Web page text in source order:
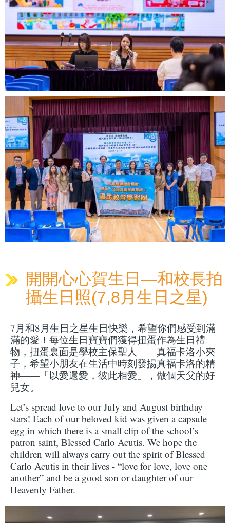
開開心心賀生日—和校長拍
攝生日照(7,8月生日之星)
7月和8月生日之星生日快樂，希望你們感受到滿
滿的愛！每位生日寶寶們獲得扭蛋作為生日禮
物，扭蛋裏面是學校主保聖人——真福卡洛小夾
子，希望小朋友在生活中時刻發揚真福卡洛的精
神——「以愛還愛，彼此相愛」，做個天父的好
兒女。
Let’s spread love to our July and August birthday
stars! Each of our beloved kid was given a capsule
egg in which there is a small clip of the school’s
patron saint, Blessed Carlo Acutis. We hope the
children will always carry out the spirit of Blessed
Carlo Acutis in their lives - “love for love, love one
another” and be a good son or daughter of our
Heavenly Father.